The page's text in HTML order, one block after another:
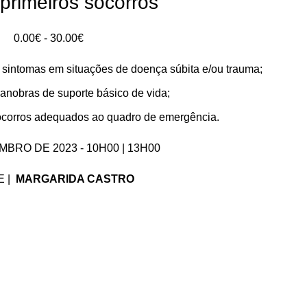
0.00€ - 30.00€Intervalo
preços:
0.00€
30.00€
em situações de doença súbita e/ou trauma;
de suporte básico de vida;
adequados ao quadro de emergência.
DE 2023 - 10H00 | 13H00
| MARGARIDA CASTRO